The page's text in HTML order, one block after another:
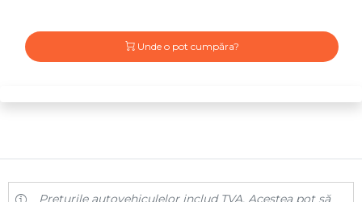
Unde o pot cumpăra?
Prețurile autovehiculelor includ TVA. Acestea pot să